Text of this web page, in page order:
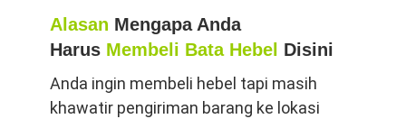
Alasan Mengapa Anda
Harus Membeli Bata Hebel Disini
Anda ingin membeli hebel tapi masih
khawatir pengiriman barang ke lokasi